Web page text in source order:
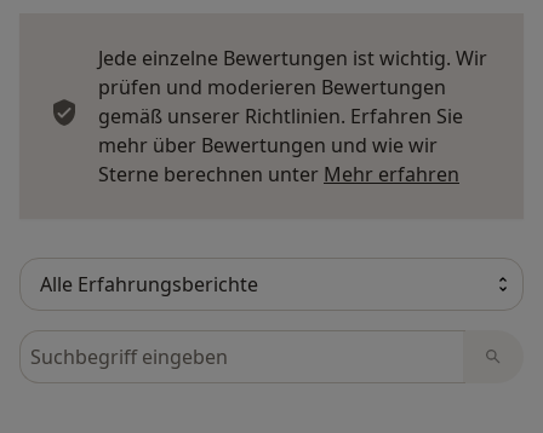
Jede einzelne Bewertungen ist wichtig. Wir
prüfen und moderieren Bewertungen
gemäß unserer Richtlinien. Erfahren Sie
mehr über Bewertungen und wie wir
Sterne berechnen unter Mehr erfahren
Bewertungen durchsuchen